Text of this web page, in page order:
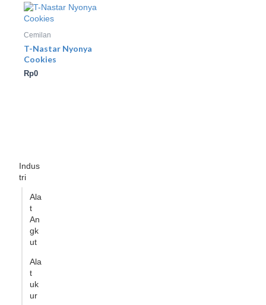
Indus
tri
Ala
t
An
gk
ut
Ala
t
uk
ur
Cemilan
T-Nastar Nyonya
Cookies
Rp0